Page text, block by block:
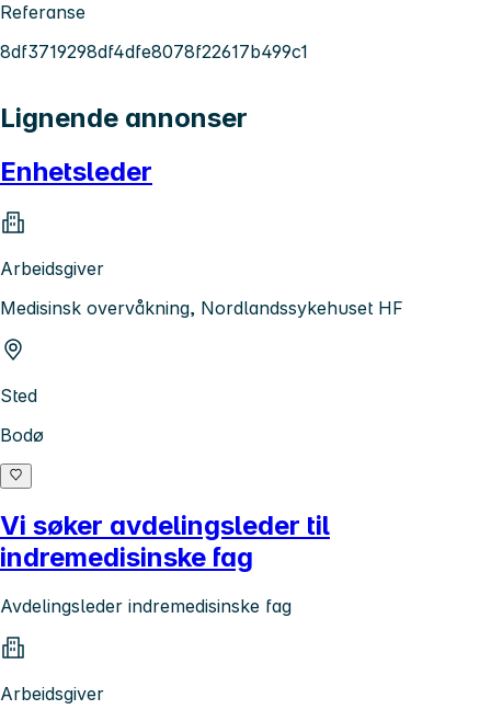
Referanse
8df3719298df4dfe8078f22617b499c1
Lignende annonser
Enhetsleder
Arbeidsgiver
Medisinsk overvåkning, Nordlandssykehuset HF
Sted
Bodø
Vi søker avdelingsleder til
indremedisinske fag
Avdelingsleder indremedisinske fag
Arbeidsgiver